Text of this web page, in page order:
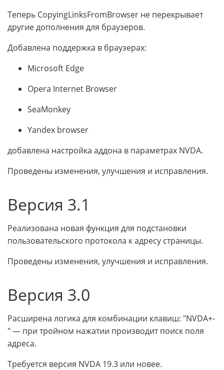
Теперь CopyingLinksFromBrowser не перекрывает
другие дополнения для браузеров.
Добавлена поддержка в браузерах:
Microsoft Edge
Opera Internet Browser
SeaMonkey
Yandex browser
добавлена настройка аддона в параметрах NVDA.
Проведены изменения, улучшения и исправления.
Версия 3.1
Реализована новая функция для подстановки
пользовательского протокола к адресу страницы.
Проведены изменения, улучшения и исправления.
Версия 3.0
Расширена логика для комбинации клавиш: "NVDA+-
" — при тройном нажатии производит поиск поля
адреса.
Требуется версия NVDA 19.3 или новее.